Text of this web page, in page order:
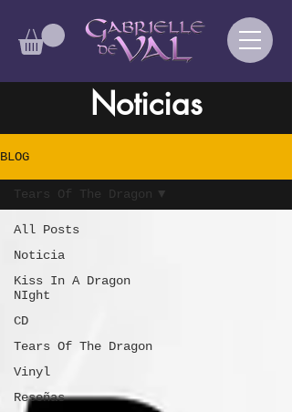
Noticias
BLOG
All Posts
Noticia
Kiss In A Dragon
NIght
CD
Tears Of The Dragon
Vinyl
Reseñas
Tears Of The Dragon